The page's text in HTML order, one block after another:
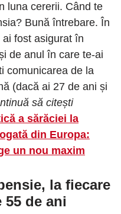
luna cererii. Când te
Bună întrebare. În
fost asigurat în
de anul în care te-ai
comunicarea de la
(dacă ai 27 de ani și
să citești
a sărăciei la
din Europa:
un nou maxim
la fiecare
55 de ani